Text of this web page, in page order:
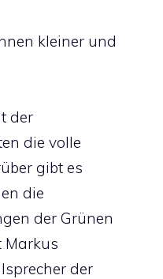
kleiner und
der
die volle
gibt es
die
der Grünen
Markus
der